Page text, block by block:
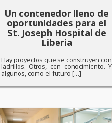
Un contenedor lleno de
oportunidades para el
St. Joseph Hospital de
Liberia
Hay proyectos que se construyen con
ladrillos. Otros, con conocimiento. Y
algunos, como el futuro […]